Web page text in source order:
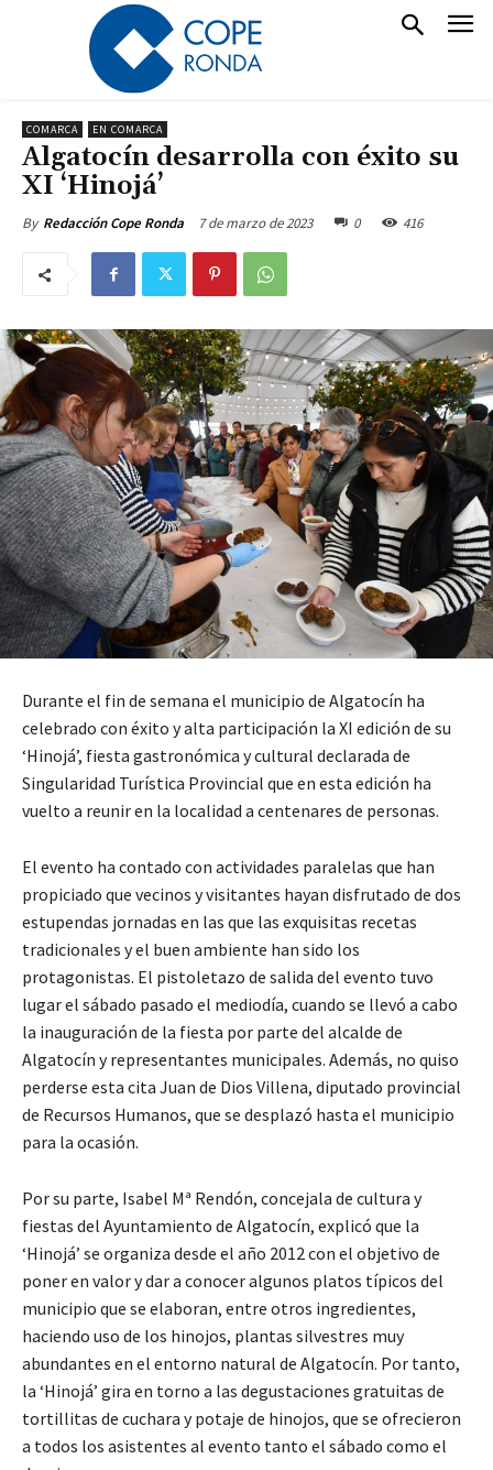
COMARCA EN COMARCA
Algatocín desarrolla con éxito su
XI ‘Hinojá’
By Redacción Cope Ronda 7 de marzo de 2023 0 416
Durante el fin de semana el municipio de Algatocín ha
celebrado con éxito y alta participación la XI edición de su
‘Hinojá’, fiesta gastronómica y cultural declarada de
Singularidad Turística Provincial que en esta edición ha
vuelto a reunir en la localidad a centenares de personas.
El evento ha contado con actividades paralelas que han
propiciado que vecinos y visitantes hayan disfrutado de dos
estupendas jornadas en las que las exquisitas recetas
tradicionales y el buen ambiente han sido los
protagonistas. El pistoletazo de salida del evento tuvo
lugar el sábado pasado el mediodía, cuando se llevó a cabo
la inauguración de la fiesta por parte del alcalde de
Algatocín y representantes municipales. Además, no quiso
perderse esta cita Juan de Dios Villena, diputado provincial
de Recursos Humanos, que se desplazó hasta el municipio
para la ocasión.
Por su parte, Isabel Mª Rendón, concejala de cultura y
fiestas del Ayuntamiento de Algatocín, explicó que la
‘Hinojá’ se organiza desde el año 2012 con el objetivo de
poner en valor y dar a conocer algunos platos típicos del
municipio que se elaboran, entre otros ingredientes,
haciendo uso de los hinojos, plantas silvestres muy
abundantes en el entorno natural de Algatocín. Por tanto,
la ‘Hinojá’ gira en torno a las degustaciones gratuitas de
tortillitas de cuchara y potaje de hinojos, que se ofrecieron
a todos los asistentes al evento tanto el sábado como el